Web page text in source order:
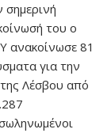
σημερινή
του ο
ανακοίνωσε 81
για την
Λέσβου από